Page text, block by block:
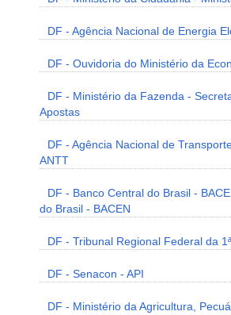
DF - Agência Nacional de Energia
DF - Ouvidoria do Ministério da
DF - Ministério da Fazenda -
Apostas
DF - Agência Nacional de
ANTT
DF - Banco Central do Brasil -
do Brasil - BACEN
DF - Tribunal Regional Federal da
DF - Senacon - API
DF - Ministério da Agricultura,